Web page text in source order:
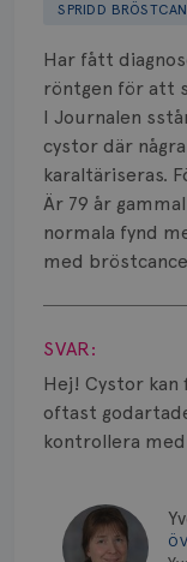
SPRIDD
Har fått
röntgen för att
I Journalen
cystor där
karaltäriseras.
Är 79 år
normala fynd
med
Visa svar
SVAR:
Hej! Cystor kan
oftast
kontrollera
Biverkningar
Bröstvårta
Knöl
Läkemedel
Typ av
Prognos
Risker
Spridd
Vätska